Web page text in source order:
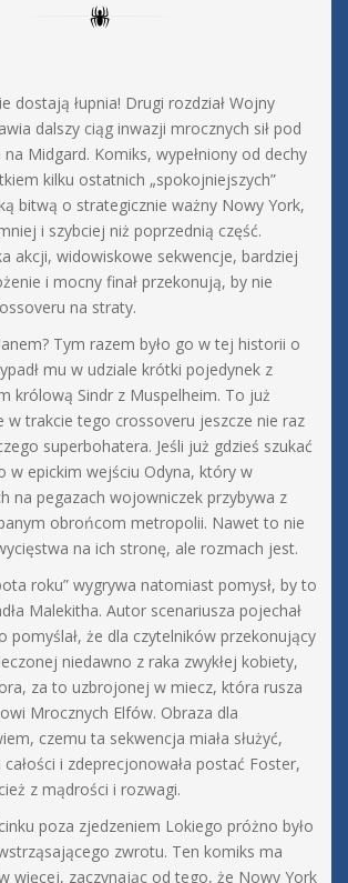
dostają łupnia! Drugi rozdział Wojny
dalszy ciąg inwazji mrocznych sił pod
Midgard. Komiks, wypełniony od dechy
kilku ostatnich „spokojniejszych”
bitwą o strategicznie ważny Nowy York,
i szybciej niż poprzednią część.
akcji, widowiskowe sekwencje, bardziej
i mocny finał przekonują, by nie
na straty.
Tym razem było go w tej historii o
mu w udziale krótki pojedynek z
królową Sindr z Muspelheim. To już
w trakcie tego crossoveru jeszcze nie raz
superbohatera. Jeśli już gdzieś szukać
w epickim wejściu Odyna, który w
na pegazach wojowniczek przybywa z
obrońcom metropolii. Nawet to nie
na ich stronę, ale rozmach jest.
roku” wygrywa natomiast pomysł, by to
Malekitha. Autor scenariusza pojechał
pomyślał, że dla czytelników przekonujący
niedawno z raka zwykłej kobiety,
za to uzbrojonej w miecz, która rusza
Mrocznych Elfów. Obraza dla
czemu ta sekwencja miała służyć,
całości i zdeprecjonowała postać Foster,
z mądrości i rozwagi.
poza zjedzeniem Lokiego próżno było
zwrotu. Ten komiks ma
więcej, zaczynając od tego, że Nowy York